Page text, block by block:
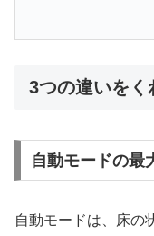
3つの違いをく
自動モードの最
自動モードは、床の